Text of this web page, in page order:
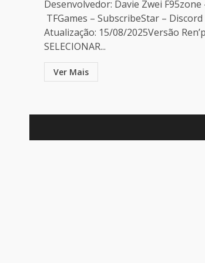
Desenvolvedor: Davie Zwei
TFGames – SubscribeStar –
Atualização: 15/08/2025Versão
SELECIONAR...
Ver Mais